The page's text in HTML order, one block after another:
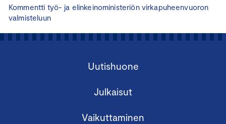
Kommentti työ- ja elinkeinoministeriön virkapuheenvuoron
valmisteluun
Uutishuone
Julkaisut
Vaikuttaminen